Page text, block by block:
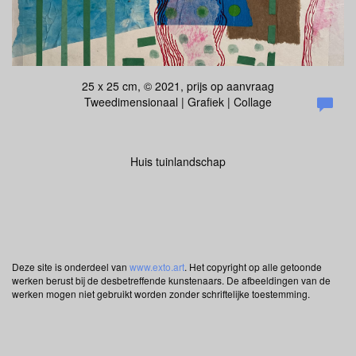
25 x 25 cm, © 2021, prijs op aanvraag
Tweedimensionaal | Grafiek | Collage
Huis tuinlandschap
Deze site is onderdeel van www.exto.art. Het copyright op alle getoonde
werken berust bij de desbetreffende kunstenaars. De afbeeldingen van de
werken mogen niet gebruikt worden zonder schriftelijke toestemming.